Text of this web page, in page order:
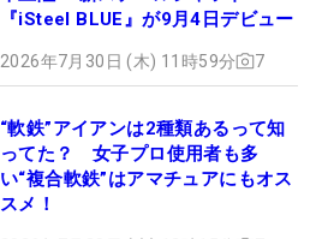
『iSteel BLUE』が9月4日デビュー
2026年7月30日 (木) 11時59分 7
“軟鉄”アイアンは2種類あるって知
ってた？ 女子プロ使用者も多
い“複合軟鉄”はアマチュアにもオス
スメ！